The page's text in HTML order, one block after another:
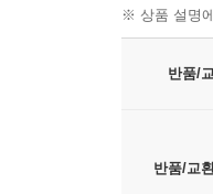
※ 상품 설명
반품/
반품/교